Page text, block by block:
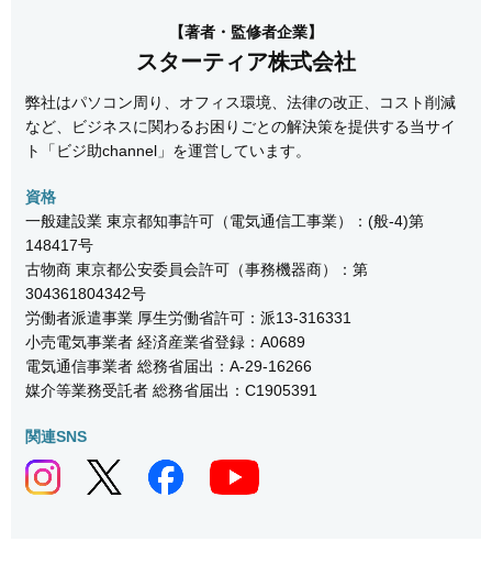
【著者・監修者企業】
スターティア株式会社
弊社はパソコン周り、オフィス環境、法律の改正、コスト削減
など、ビジネスに関わるお困りごとの解決策を提供する当サイ
ト「ビジ助channel」を運営しています。
資格
一般建設業 東京都知事許可（電気通信工事業）：(般-4)第
148417号
古物商 東京都公安委員会許可（事務機器商）：第
304361804342号
労働者派遣事業 厚生労働省許可：派13-316331
小売電気事業者 経済産業省登録：A0689
電気通信事業者 総務省届出：A-29-16266
媒介等業務受託者 総務省届出：C1905391
関連SNS